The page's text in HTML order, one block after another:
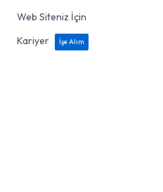
Web Siteniz İçin
Kariyer
İşe Alım